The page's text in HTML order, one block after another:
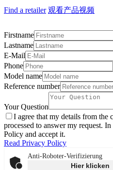
Find a retailer 观看产品视频
Firstname
Lastname
E-Mail
Phone
Model name
Reference number
Your Question
I agree that my details from the
processed to answer my request.
Policy and accept it.
Read Privacy Policy
Anti-Roboter-Verifizierung
Hier klicken